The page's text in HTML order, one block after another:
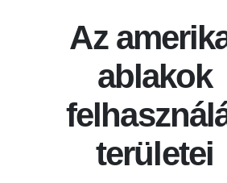
Az
ablakok
területei